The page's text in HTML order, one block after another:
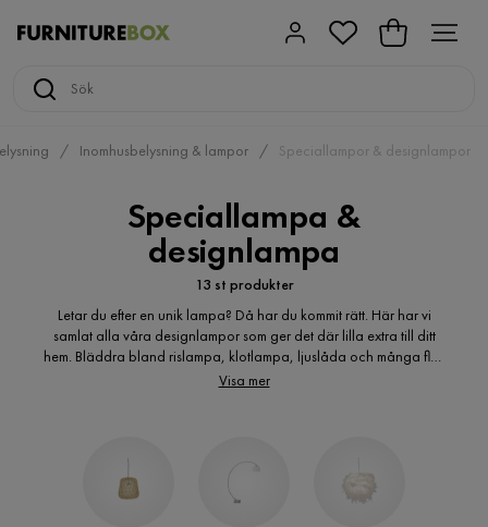
Inomhusbelysning & lampor Speciallampor & designlampor
Speciallampa &
designlampa
13 st produkter
Letar du efter en unik lampa? Då har du kommit rätt. Här har vi
samlat alla våra designlampor som ger det där lilla extra till ditt
hem. Bläddra bland rislampa, klotlampa, ljuslåda och många fler.
Vi är säkra på att du hittar en lampa som passar både dig och ditt
Visa mer